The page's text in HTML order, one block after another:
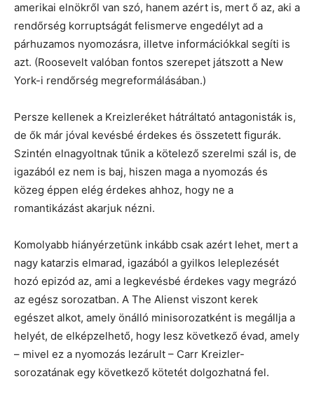
amerikai elnökről van szó, hanem azért is, mert ő az, aki a
rendőrség korruptságát felismerve engedélyt ad a
párhuzamos nyomozásra, illetve információkkal segíti is
azt. (Roosevelt valóban fontos szerepet játszott a New
York-i rendőrség megreformálásában.)
Persze kellenek a Kreizleréket hátráltató antagonisták is,
de ők már jóval kevésbé érdekes és összetett figurák.
Szintén elnagyoltnak tűnik a kötelező szerelmi szál is, de
igazából ez nem is baj, hiszen maga a nyomozás és
közeg éppen elég érdekes ahhoz, hogy ne a
romantikázást akarjuk nézni.
Komolyabb hiányérzetünk inkább csak azért lehet, mert a
nagy katarzis elmarad, igazából a gyilkos leleplezését
hozó epizód az, ami a legkevésbé érdekes vagy megrázó
az egész sorozatban. A The Alienst viszont kerek
egészet alkot, amely önálló minisorozatként is megállja a
helyét, de elképzelhető, hogy lesz következő évad, amely
– mivel ez a nyomozás lezárult – Carr Kreizler-
sorozatának egy következő kötetét dolgozhatná fel.